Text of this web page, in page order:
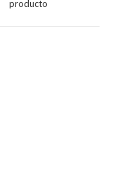
producto